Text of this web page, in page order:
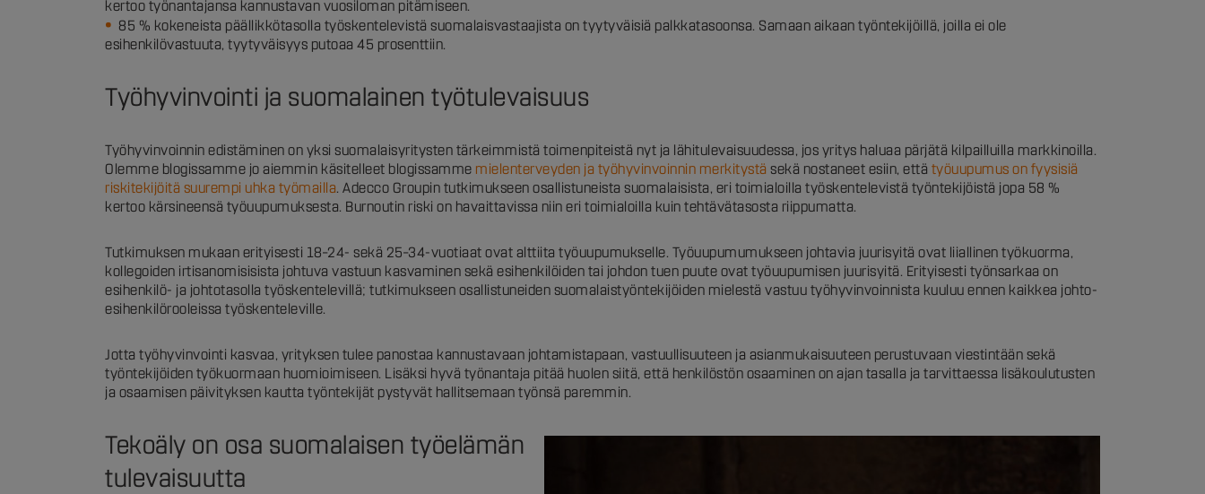
kertoo työnantajansa kannustavan vuosiloman pitämiseen.
85 % kokeneista päällikkötasolla työskentelevistä suomalaisvastaajista on tyytyväisiä palkkatasoonsa. Samaan aikaan työntekijöillä, joilla ei ole
esihenkilövastuuta, tyytyväisyys putoaa 45 prosenttiin.
Työhyvinvointi ja suomalainen työtulevaisuus
Työhyvinvoinnin edistäminen on yksi suomalaisyritysten tärkeimmistä toimenpiteistä nyt ja lähitulevaisuudessa, jos yritys haluaa pärjätä kilpailluilla markkinoilla.
Olemme blogissamme jo aiemmin käsitelleet blogissamme mielenterveyden ja työhyvinvoinnin merkitystä sekä nostaneet esiin, että työuupumus on fyysisiä
riskitekijöitä suurempi uhka työmailla. Adecco Groupin tutkimukseen osallistuneista suomalaisista, eri toimialoilla työskentelevistä työntekijöistä jopa 58 %
kertoo kärsineensä työuupumuksesta. Burnoutin riski on havaittavissa niin eri toimialoilla kuin tehtävätasosta riippumatta.
Tutkimuksen mukaan erityisesti 18–24- sekä 25–34-vuotiaat ovat alttiita työuupumukselle. Työuupumumukseen johtavia juurisyitä ovat liiallinen työkuorma,
kollegoiden irtisanomisisista johtuva vastuun kasvaminen sekä esihenkilöiden tai johdon tuen puute ovat työuupumisen juurisyitä. Erityisesti työnsarkaa on
esihenkilö- ja johtotasolla työskentelevillä; tutkimukseen osallistuneiden suomalaistyöntekijöiden mielestä vastuu työhyvinvoinnista kuuluu ennen kaikkea johto-
esihenkilörooleissa työskenteleville.
Jotta työhyvinvointi kasvaa, yrityksen tulee panostaa kannustavaan johtamistapaan, vastuullisuuteen ja asianmukaisuuteen perustuvaan viestintään sekä
työntekijöiden työkuormaan huomioimiseen. Lisäksi hyvä työnantaja pitää huolen siitä, että henkilöstön osaaminen on ajan tasalla ja tarvittaessa lisäkoulutusten
ja osaamisen päivityksen kautta työntekijät pystyvät hallitsemaan työnsä paremmin.
Tekoäly on osa suomalaisen työelämän
tulevaisuutta